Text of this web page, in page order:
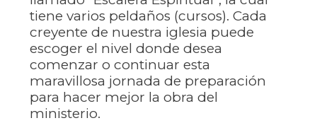
tiene varios peldaños (cursos). Cada
creyente de nuestra iglesia puede
escoger el nivel donde desea
comenzar o continuar esta
maravillosa jornada de preparación
para hacer mejor la obra del
ministerio.